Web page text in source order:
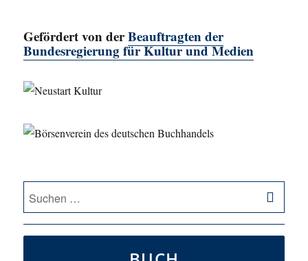
Gefördert von derBeauftragten der
Bundesregierung für Kultur und Medien
Suche
nach: